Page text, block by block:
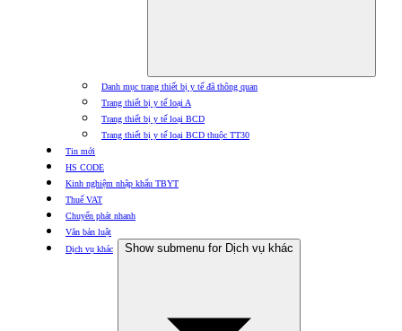
Danh mục trang thiết bị y tế đã thông quan
Trang thiết bị y tế loại A
Trang thiết bị y tế loại BCD
Trang thiết bị y tế loại BCD thuộc TT30
Tin mới
HS CODE
Kinh nghiệm nhập khẩu TBYT
Thuế VAT
Chuyển phát nhanh
Văn bản luật
Dịch vụ khác
Show submenu for Dịch vụ khác